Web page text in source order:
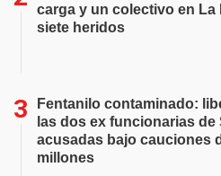
carga y un colectivo en La
siete heridos
Fentanilo contaminado:
las dos ex funcionarias de
acusadas bajo cauciones
millones